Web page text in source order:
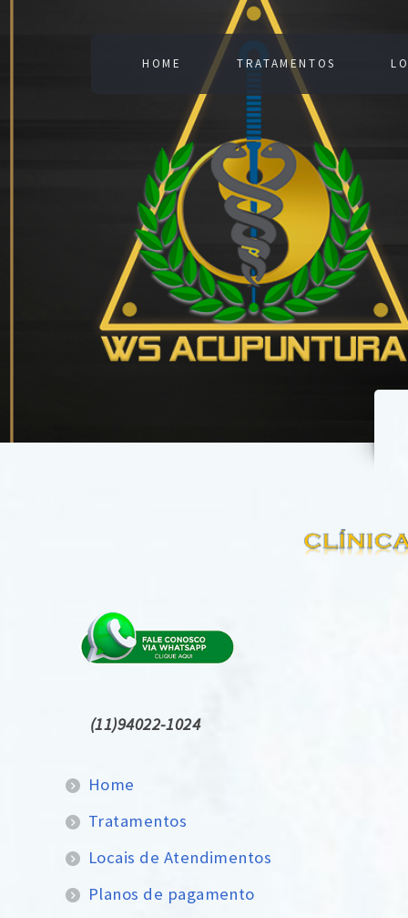
HOME TRATAMENTOS
(11)94022-1024
Home
Tratamentos
Locais de Atendimentos
Planos de pagamento